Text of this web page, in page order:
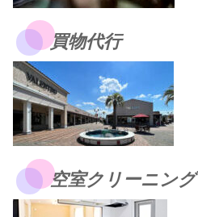
買物代行
空室クリーニング